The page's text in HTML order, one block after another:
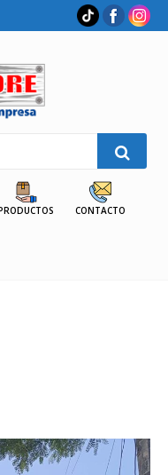
CONTACTO